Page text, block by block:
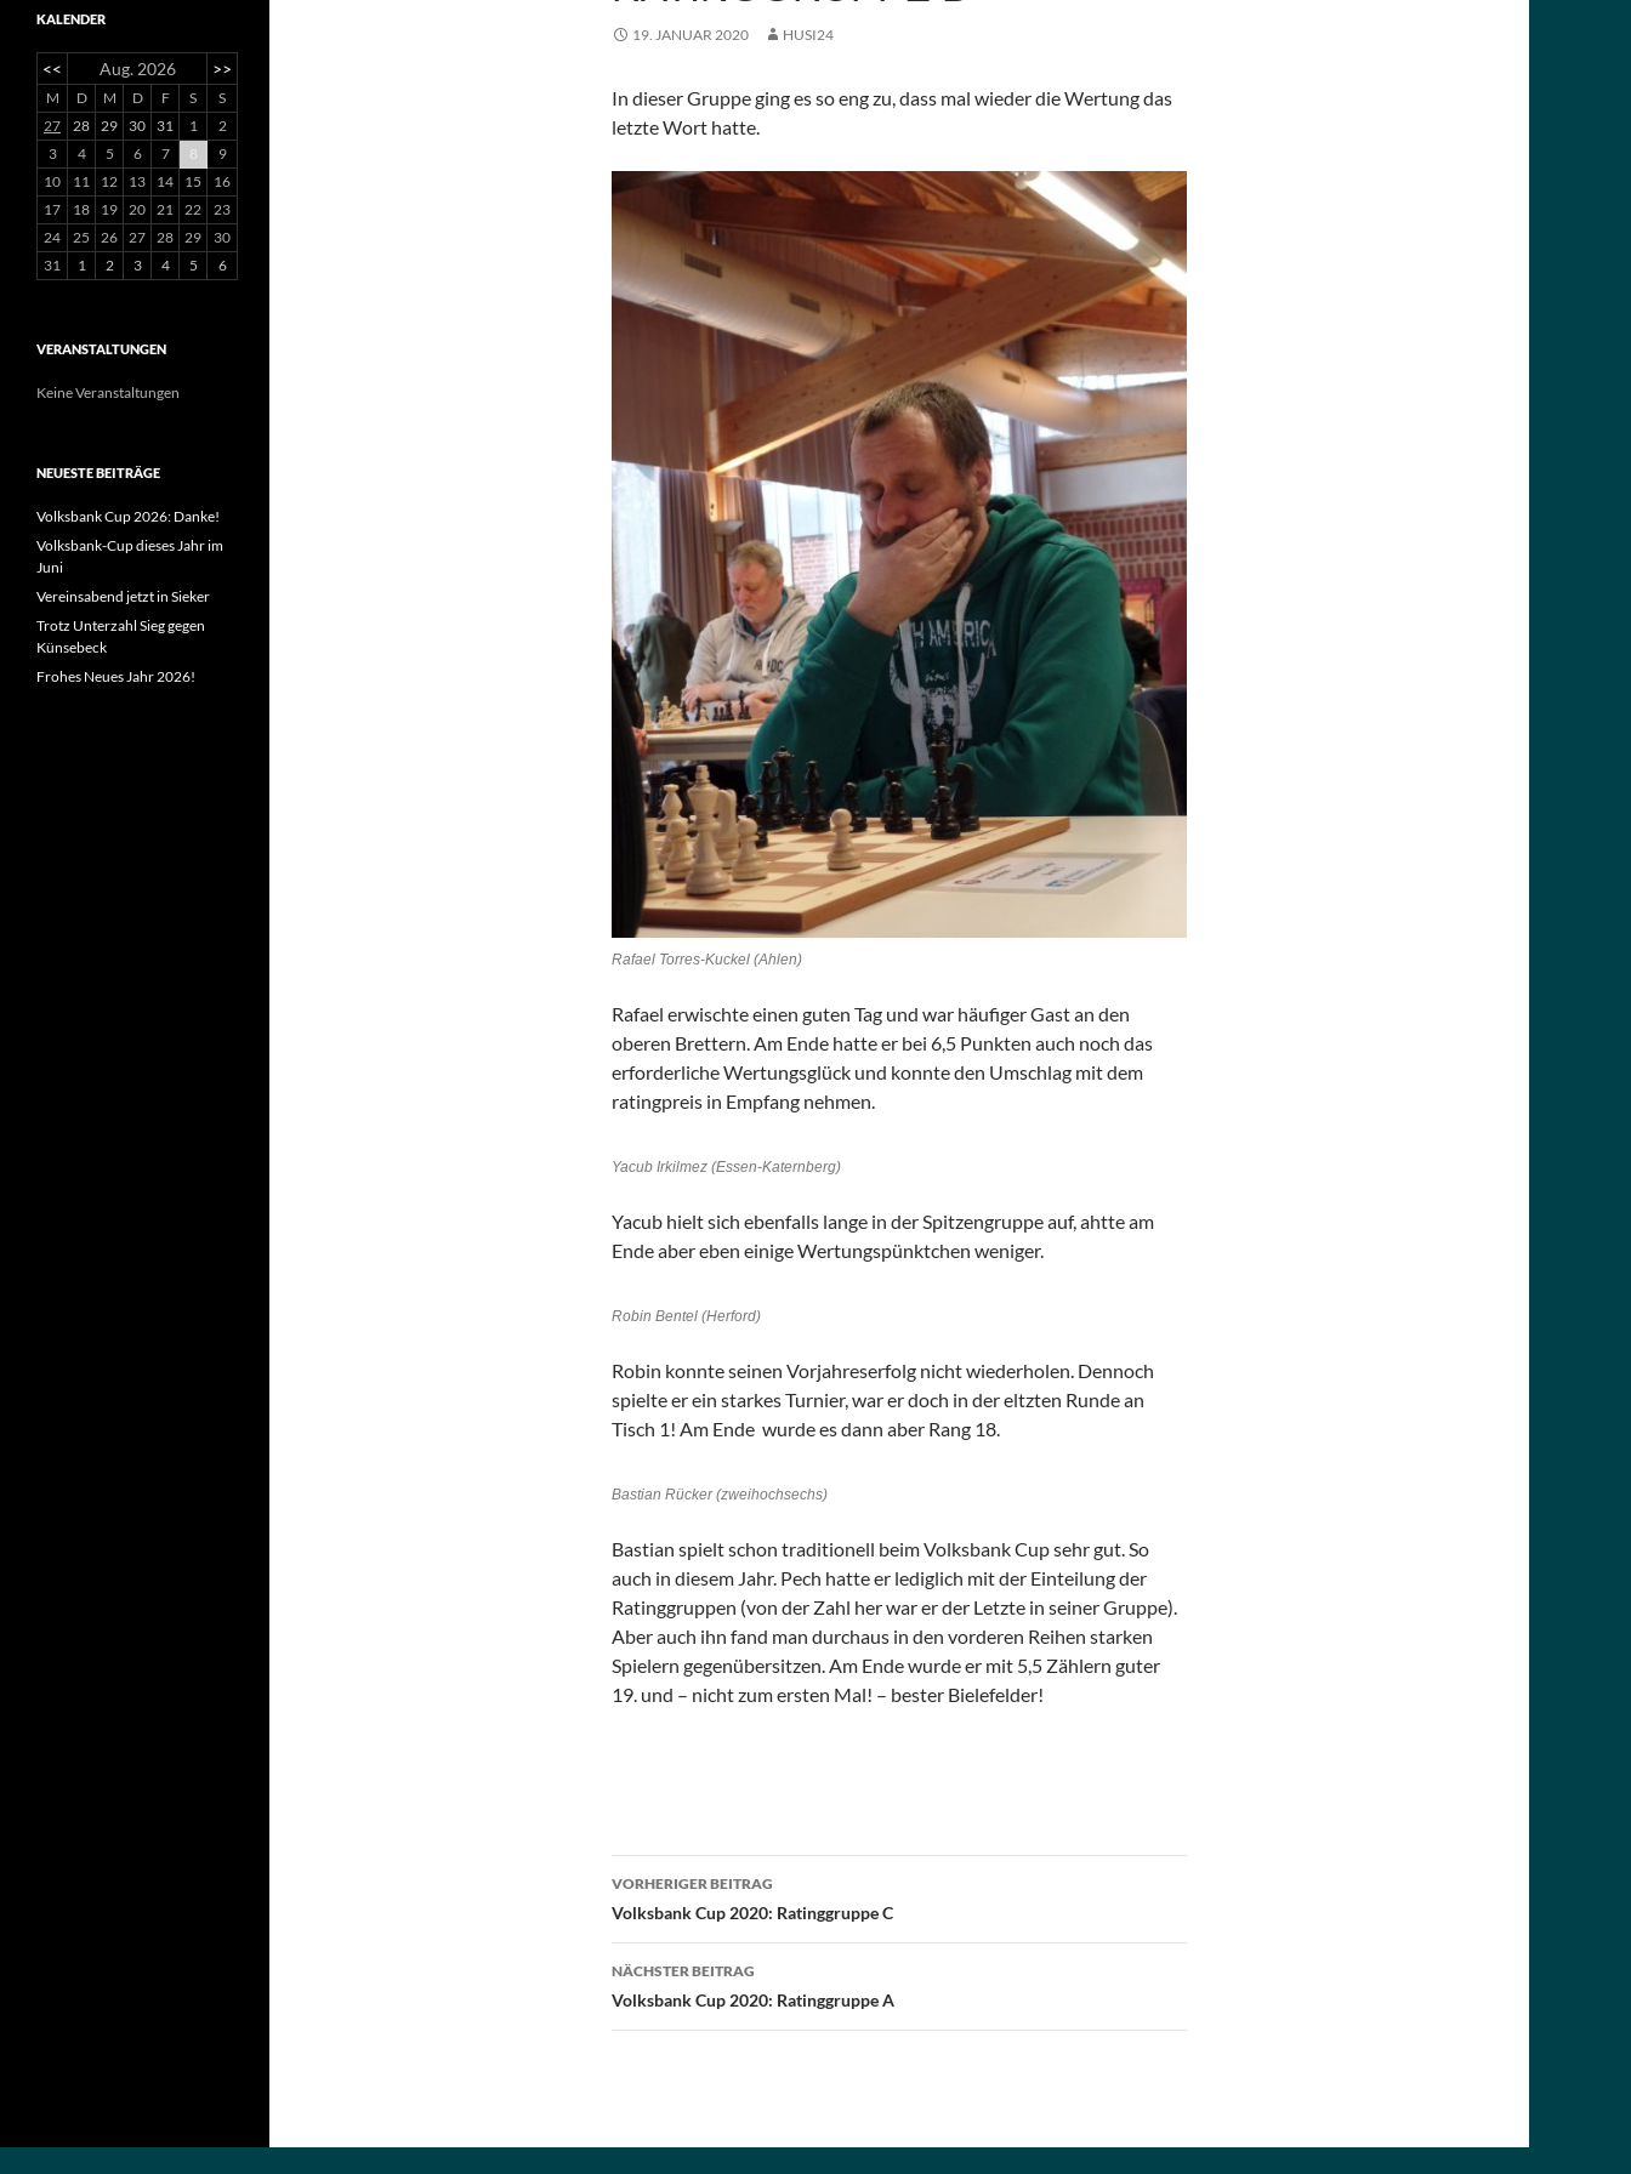
19. JANUAR 2020 HUSI24
In dieser Gruppe ging es so eng zu, dass mal wieder die Wertung das
letzte Wort hatte.
Rafael Torres-Kuckel (Ahlen)
Rafael erwischte einen guten Tag und war häufiger Gast an den
oberen Brettern. Am Ende hatte er bei 6,5 Punkten auch noch das
erforderliche Wertungsglück und konnte den Umschlag mit dem
ratingpreis in Empfang nehmen.
Yacub Irkilmez (Essen-Katernberg)
Yacub hielt sich ebenfalls lange in der Spitzengruppe auf, ahtte am
Ende aber eben einige Wertungspünktchen weniger.
Robin Bentel (Herford)
Robin konnte seinen Vorjahreserfolg nicht wiederholen. Dennoch
spielte er ein starkes Turnier, war er doch in der eltzten Runde an
Tisch 1! Am Ende wurde es dann aber Rang 18.
Bastian Rücker (zweihochsechs)
Bastian spielt schon traditionell beim Volksbank Cup sehr gut. So
auch in diesem Jahr. Pech hatte er lediglich mit der Einteilung der
Ratinggruppen (von der Zahl her war er der Letzte in seiner Gruppe).
Aber auch ihn fand man durchaus in den vorderen Reihen starken
Spielern gegenübersitzen. Am Ende wurde er mit 5,5 Zählern guter
19. und – nicht zum ersten Mal! – bester Bielefelder!
Beitragsnavigation
VORHERIGER BEITRAG
Volksbank Cup 2020: Ratinggruppe C
NÄCHSTER BEITRAG
Volksbank Cup 2020: Ratinggruppe A
KALENDER
<< Aug. 2026 >>
M D M D F S
S
27
28 29 30 31 1
2
3
4 5 6 7 8
9
10
11 12 13 14 15
16
17
18 19 20 21 22
23
24
25 26 27 28 29
30
31
1 2 3 4 5 6
VERANSTALTUNGEN
Keine Veranstaltungen
NEUESTE BEITRÄGE
Volksbank Cup 2026: Danke!
Volksbank-Cup dieses Jahr im
Juni
Vereinsabend jetzt in Sieker
Trotz Unterzahl Sieg gegen
Künsebeck
Frohes Neues Jahr 2026!